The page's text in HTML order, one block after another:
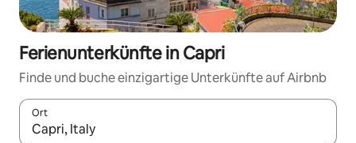
Ferienunterkünfte in Capri
Finde und buche einzigartige Unterkünfte auf Airbnb
Ort
Wenn Ergebnisse verfügbar sind, navigiere mit den